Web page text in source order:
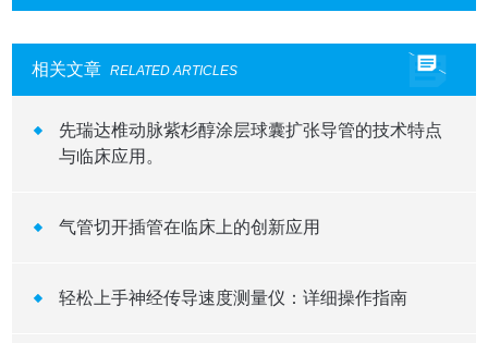
相关文章 RELATED ARTICLES
先瑞达椎动脉紫杉醇涂层球囊扩张导管的技术特点
与临床应用。
气管切开插管在临床上的创新应用
轻松上手神经传导速度测量仪：详细操作指南